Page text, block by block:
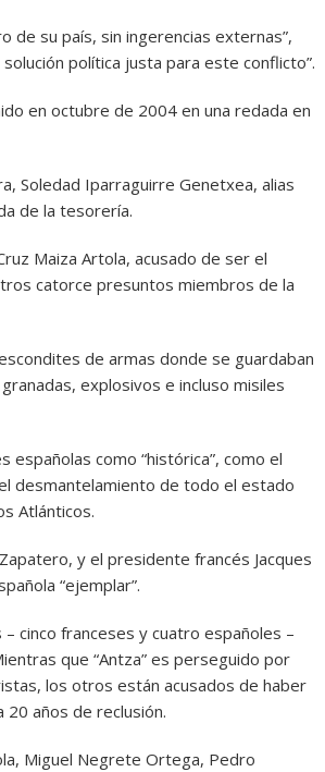
de su país, sin ingerencias externas”,
política justa para este conflicto”.
en octubre de 2004 en una redada en
Soledad Iparraguirre Genetxea, alias
de la tesorería.
Maiza Artola, acusado de ser el
catorce presuntos miembros de la
de armas donde se guardaban
explosivos e incluso misiles
como “histórica”, como el
desmantelamiento de todo el estado
Atlánticos.
y el presidente francés Jacques
“ejemplar”.
cinco franceses y cuatro españoles –
que “Antza” es perseguido por
los otros están acusados de haber
20 años de reclusión.
Miguel Negrete Ortega, Pedro